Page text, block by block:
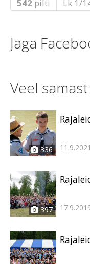
542 pilti Lk 1/
Jaga
Veel
336 11.9.2021
397